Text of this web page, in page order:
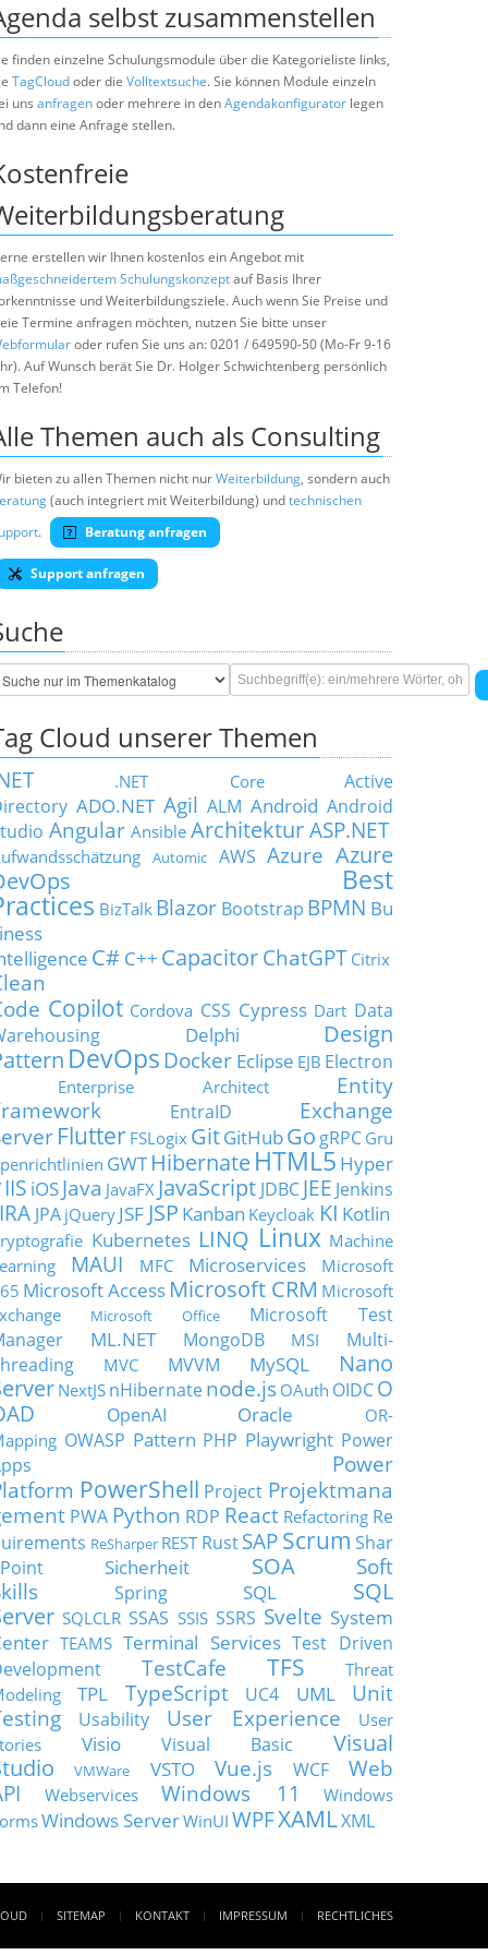
selbst zusammenstellen
finden einzelne Schulungsmodule über die Kategorieliste links,
TagCloudoder die Volltextsuche. Sie können Module einzeln
uns anfragenoder mehrere in denAgendakonfigurator legen
dann eine Anfrage stellen.
erstellen wir Ihnen kostenlos ein Angebot mit
Schulungskonzeptauf Basis Ihrer
und Weiterbildungsziele. Auch wenn Sie Preise und
Termine anfragen möchten, nutzen Sie bitte unser
oder rufen Sie uns an: 0201 / 649590-50 (Mo-Fr 9-16
Auf Wunsch berät Sie Dr. Holger Schwichtenberg persönlich
Telefon!
Themen auch als Consulting
bieten zu allen Themen nicht nurWeiterbildung, sondern auch
(auch integriert mit Weiterbildung) undtechnischen
. Beratung anfragen
Support anfragen
Cloud unserer Themen
.NET Core
Active
ADO.NET Agil ALM Android Android
Angular Ansible Architektur ASP.NET
Automic AWS Azure Azure
Best
BizTalk Blazor Bootstrap BPMN Bu
C# C++ Capacitor ChatGPT Citrix
Copilot Cordova CSS Cypress Dart Data
Delphi
Design
DevOps Docker Eclipse EJB Electron
Enterprise Architect
Entity
EntraID
Exchange
Flutter FSLogix GitGitHubGo gRPC Gru
GWT HibernateHTML5 Hyper
IIS iOSJava JavaFX JavaScript JDBC JEE Jenkins
JPA jQuery JSF JSP Kanban Keycloak KI Kotlin
Kubernetes LINQ Linux Machine
MAUI MFC Microservices
Microsoft
Microsoft Access Microsoft CRM Microsoft
Microsoft Office
Microsoft Test
ML.NET MongoDB MSI
Multi-
MVC MVVM MySQL
Nano
NextJS nHibernatenode.js OAuth OIDCO
OpenAI Oracle
OR-
OWASP Pattern PHP Playwright Power
Power
PowerShell Project Projektmana
PWA Python RDP React Refactoring Re
ReSharper REST Rust SAP Scrum Shar
Sicherheit SOA
Soft
Spring SQL
SQL
SQLCLR SSAS SSIS SSRS Svelte System
TEAMS Terminal Services Test Driven
TestCafe TFS
Threat
TPL TypeScript UC4 UML
Unit
Usability User Experience
User
Visio Visual Basic
Visual
VMWare VSTO Vue.js WCF
Web
Webservices Windows 11
Windows
Windows ServerWinUI WPFXAMLXML
SITEMAP KONTAKT IMPRESSUM RECHTLICHES